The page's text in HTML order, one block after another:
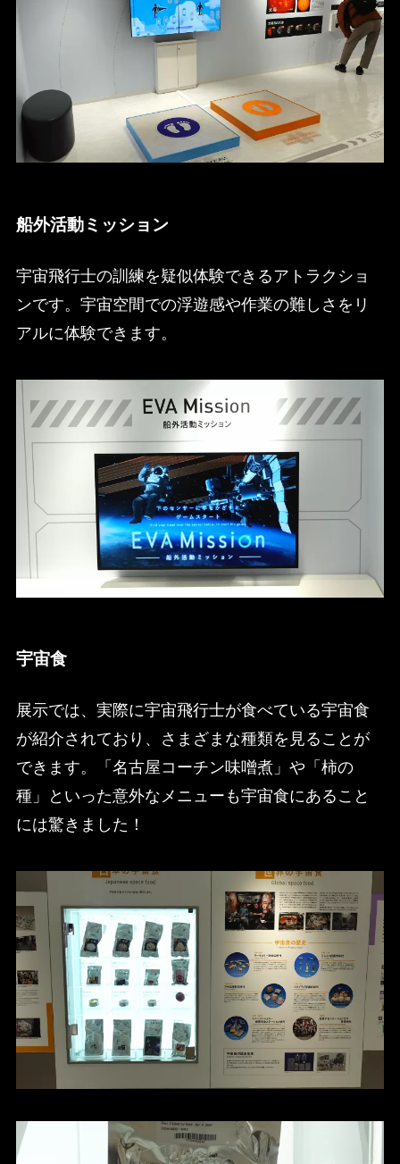
船外活動ミッション
宇宙飛行士の訓練を疑似体験できるアトラクショ
ンです。宇宙空間での浮遊感や作業の難しさをリ
アルに体験できます。
宇宙食
展示では、実際に宇宙飛行士が食べている宇宙食
が紹介されており、さまざまな種類を見ることが
できます。「名古屋コーチン味噌煮」や「柿の
種」といった意外なメニューも宇宙食にあること
には驚きました！